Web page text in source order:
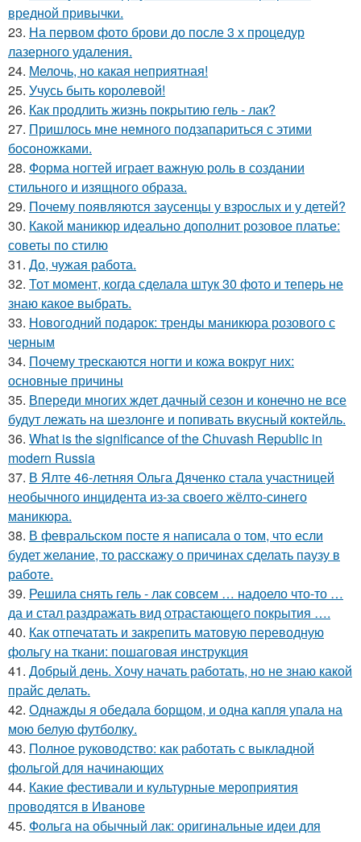
вредной привычки.
23. На первом фото брови до после 3 х процедур
лазерного удаления.
24. Мелочь, но какая неприятная!
25. Учусь быть королевой!
26. Как продлить жизнь покрытию гель - лак?
27. Пришлось мне немного подзапариться с этими
босоножками.
28. Форма ногтей играет важную роль в создании
стильного и изящного образа.
29. Почему появляются заусенцы у взрослых и у детей?
30. Какой маникюр идеально дополнит розовое платье:
советы по стилю
31. До, чужая работа.
32. Тот момент, когда сделала штук 30 фото и теперь не
знаю какое выбрать.
33. Новогодний подарок: тренды маникюра розового с
черным
34. Почему трескаются ногти и кожа вокруг них:
основные причины
35. Впереди многих ждет дачный сезон и конечно не все
будут лежать на шезлонге и попивать вкусный коктейль.
36. What is the significance of the Chuvash Republic in
modern Russia
37. В Ялте 46-летняя Ольга Дяченко стала участницей
необычного инцидента из-за своего жёлто-синего
маникюра.
38. В февральском посте я написала о том, что если
будет желание, то расскажу о причинах сделать паузу в
работе.
39. Решила снять гель - лак совсем … надоело что-то …
да и стал раздражать вид отрастающего покрытия ….
40. Как отпечатать и закрепить матовую переводную
фольгу на ткани: пошаговая инструкция
41. Добрый день. Хочу начать работать, но не знаю какой
прайс делать.
42. Однажды я обедала борщом, и одна капля упала на
мою белую футболку.
43. Полное руководство: как работать с выкладной
фольгой для начинающих
44. Какие фестивали и культурные мероприятия
проводятся в Иванове
45. Фольга на обычный лак: оригинальные идеи для